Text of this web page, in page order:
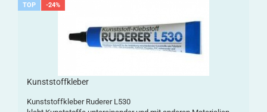
TOP -24%
Kunststoffkleber
Kunststoffkleber Ruderer L530